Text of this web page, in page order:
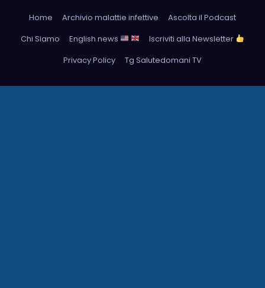
Home Archivio malattie infettive
Ascolta il Podcast
Chi Siamo
English news
Iscriviti alla Newsletter
Privacy Policy
Tg Salutedomani TV